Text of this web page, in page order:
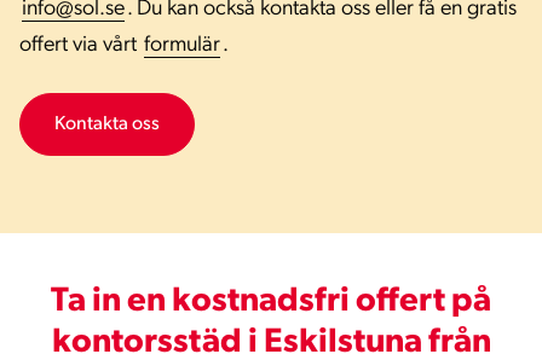
info@sol.se. Du kan också kontakta oss eller få en gratis
offert via vårt formulär.
Kontakta oss
Ta in en kostnadsfri offert på
kontorsstäd i Eskilstuna från